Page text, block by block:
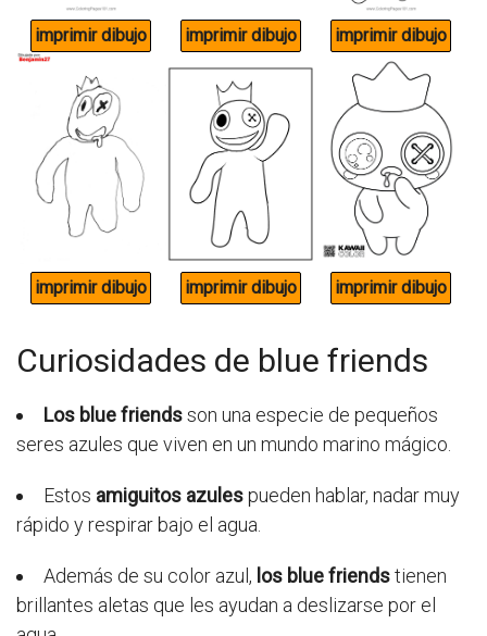
Curiosidades de blue friends
Los blue friendsson una especie de pequeños
seres azules que viven en un mundo marino mágico.
Estos amiguitos azulespueden hablar, nadar muy
rápido y respirar bajo el agua.
Además de su color azul, los blue friendstienen
brillantes aletas que les ayudan a deslizarse por el